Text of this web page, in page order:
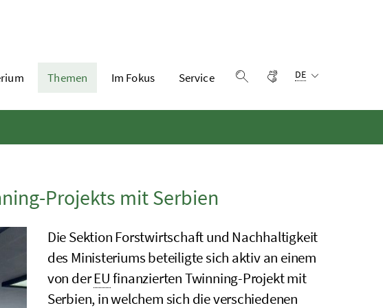
Themen Im Fokus
Service
Gebärdensprache
DE
Projekts mit Serbien
Die Sektion Forstwirtschaft und Nachhaltigkeit
des Ministeriums beteiligte sich aktiv an einem
von derEUfinanzierten Twinning-Projekt mit
Serbien, in welchem sich die verschiedenen